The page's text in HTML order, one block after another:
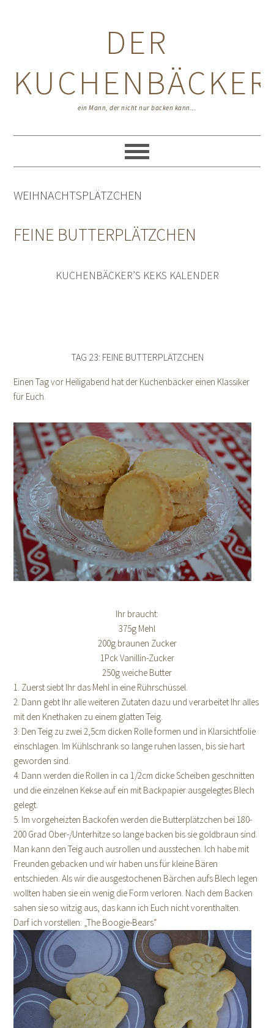
DER
KUCHENBÄCKER
ein Mann, der nicht nur backen kann...
WEIHNACHTSPLÄTZCHEN
FEINE BUTTERPLÄTZCHEN
KUCHENBÄCKER’S KEKS KALENDER
TAG 23: FEINE BUTTERPLÄTZCHEN
Einen Tag vor Heiligabend hat der Kuchenbäcker einen Klassiker
für Euch.
Ihr braucht:
375g Mehl
200g braunen Zucker
1Pck Vanillin-Zucker
250g weiche Butter
1. Zuerst siebt Ihr das Mehl in eine Rührschüssel.
2. Dann gebt Ihr alle weiteren Zutaten dazu und verarbeitet Ihr alles
mit den Knethaken zu einem glatten Teig.
3. Den Teig zu zwei 2,5cm dicken Rolle formen und in Klarsichtfolie
einschlagen. Im Kühlschrank so lange ruhen lassen, bis sie hart
geworden sind.
4. Dann werden die Rollen in ca 1/2cm dicke Scheiben geschnitten
und die einzelnen Kekse auf ein mit Backpapier ausgelegtes Blech
gelegt.
5. Im vorgeheizten Backofen werden die Butterplätzchen bei 180-
200 Grad Ober-/Unterhitze so lange backen bis sie goldbraun sind.
Man kann den Teig auch ausrollen und ausstechen. Ich habe mit
Freunden gebacken und wir haben uns für kleine Bären
entschieden. Als wir die ausgestochenen Bärchen aufs Blech legen
wollten haben sie ein wenig die Form verloren. Nach dem Backen
sahen sie so witzig aus, das kann ich Euch nicht vorenthalten.
Darf ich vorstellen: „The Boogie-Bears“